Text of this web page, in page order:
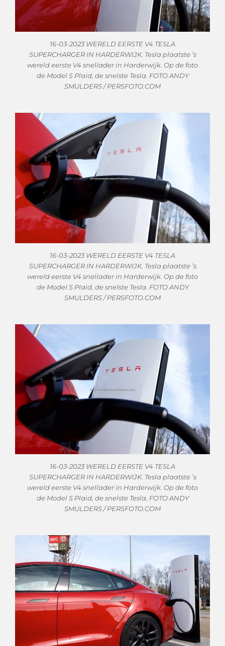
16-03-2023 WERELD EERSTE V4 TESLA
SUPERCHARGER IN HARDERWIJK. Tesla plaatste ’s
wereld eerste V4 snellader in Harderwijk. Op de foto
de Model S Plaid, de snelste Tesla. FOTO ANDY
SMULDERS / PERSFOTO.COM
16-03-2023 WERELD EERSTE V4 TESLA
SUPERCHARGER IN HARDERWIJK. Tesla plaatste ’s
wereld eerste V4 snellader in Harderwijk. Op de foto
de Model S Plaid, de snelste Tesla. FOTO ANDY
SMULDERS / PERSFOTO.COM
16-03-2023 WERELD EERSTE V4 TESLA
SUPERCHARGER IN HARDERWIJK. Tesla plaatste ’s
wereld eerste V4 snellader in Harderwijk. Op de foto
de Model S Plaid, de snelste Tesla. FOTO ANDY
SMULDERS / PERSFOTO.COM